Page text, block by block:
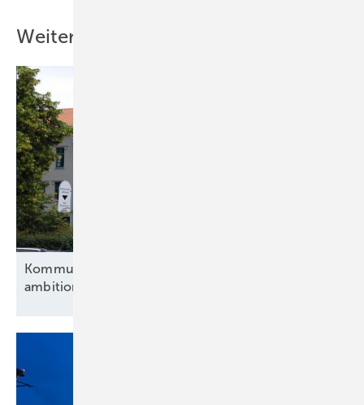
Weitere Inhalte
Kommunen und Verbände fordern eine
ambitionierte